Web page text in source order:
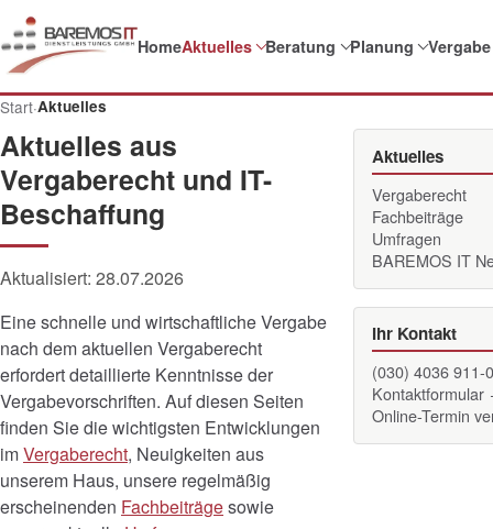
HomeAktuelles Beratung Planung Vergabe
Start·Aktuelles
Aktuelles aus
Vergaberecht und IT-
Beschaffung
Aktualisiert: 28.07.2026
Eine schnelle und wirtschaftliche Vergabe
nach dem aktuellen Vergaberecht
erfordert detaillierte Kenntnisse der
Vergabevorschriften. Auf diesen Seiten
finden Sie die wichtigsten Entwicklungen
imVergaberecht, Neuigkeiten aus
unserem Haus, unsere regelmäßig
erscheinenden Fachbeiträgesowie
Aktuelles
Vergaberecht
Fachbeiträge
Umfragen
BAREMOS IT
Ihr Kontakt
(030) 4036 911-
Online-Termin